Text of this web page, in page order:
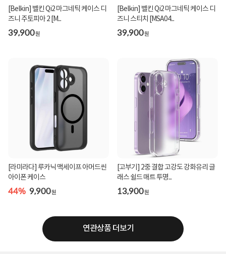
[Belkin] 벨킨 Qi2 마그네틱 케이스 디
즈니 주토피아 2 [M...
39,900원
[Belkin] 벨킨 Qi2 마그네틱 케이스 디
즈니 스티치 [MSA04...
39,900원
[라미라다] 루카닉 맥세이프 아머드씬
아이폰 케이스
44% 9,900원
[고부기] 2중 결합 고강도 강화유리 글
래스 쉴드 매트 투명...
13,900원
연관상품 더보기